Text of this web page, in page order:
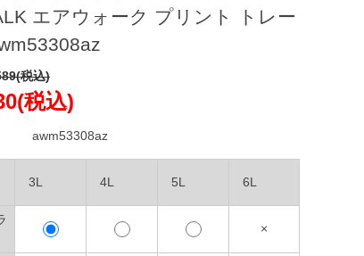
エアウォーク プリント トレー
税込)
税込)
awm53308az
3L 4L 5L 6L
×